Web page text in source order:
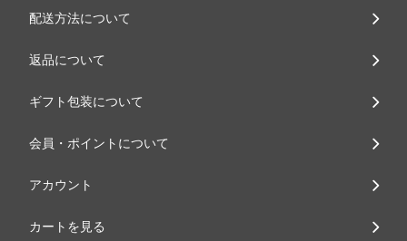
配送方法について
返品について
ギフト包装について
会員・ポイントについて
アカウント
カートを見る